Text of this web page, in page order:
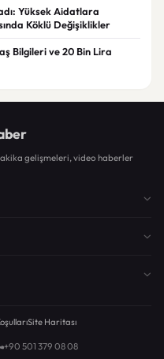
Yüksek Aidatlara
Köklü Değişiklikler
Bilgileri ve 20 Bin Lira
gelişmeleri, video haberler
Site Haritası
+90 501 379 08 08